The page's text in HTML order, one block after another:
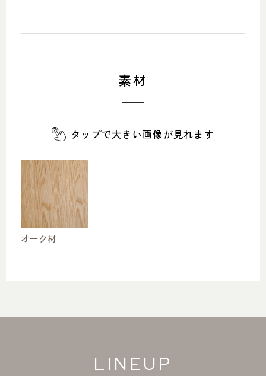
素材
タップで大きい画像が見れます
オーク材
LINEUP